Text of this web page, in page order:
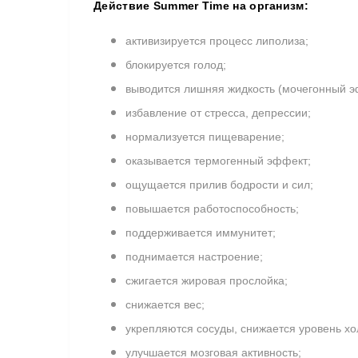
Действие Summer Time на организм:
активизируется процесс липолиза;
блокируется голод;
выводится лишняя жидкость (мочегонный
избавление от стресса, депрессии;
нормализуется пищеварение;
оказывается термогенный эффект;
ощущается прилив бодрости и сил;
повышается работоспособность;
поддерживается иммунитет;
поднимается настроение;
сжигается жировая прослойка;
снижается вес;
укрепляются сосуды, снижается уровень
улучшается мозговая активность;